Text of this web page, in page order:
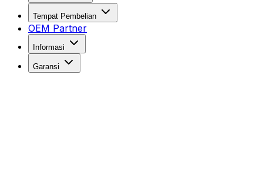
Tempat Pembelian
OEM Partner
Informasi
Garansi